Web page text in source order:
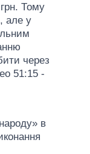
Тому
але у
через
51:15 -
в